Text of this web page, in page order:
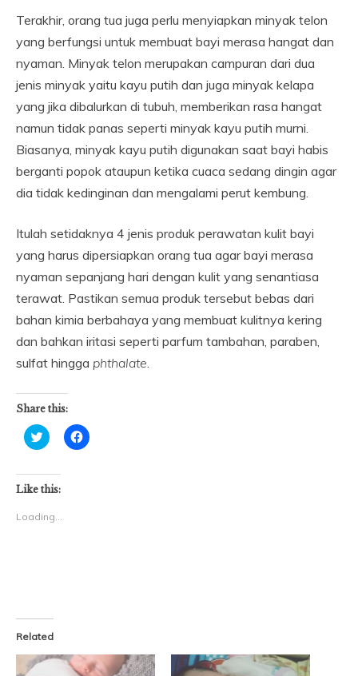
Terakhir, orang tua juga perlu menyiapkan minyak telon
yang berfungsi untuk membuat bayi merasa hangat dan
nyaman. Minyak telon merupakan campuran dari dua
jenis minyak yaitu kayu putih dan juga minyak kelapa
yang jika dibalurkan di tubuh, memberikan rasa hangat
namun tidak panas seperti minyak kayu putih murni.
Biasanya, minyak kayu putih digunakan saat bayi habis
berganti popok ataupun ketika cuaca sedang dingin agar
dia tidak kedinginan dan mengalami perut kembung.
Itulah setidaknya 4 jenis produk perawatan kulit bayi
yang harus dipersiapkan orang tua agar bayi merasa
nyaman sepanjang hari dengan kulit yang senantiasa
terawat. Pastikan semua produk tersebut bebas dari
bahan kimia berbahaya yang membuat kulitnya kering
dan bahkan iritasi seperti parfum tambahan, paraben,
sulfat hingga phthalate.
Share this:
Click
to
Twitter
(Opens
in
window)
Click
to
Like this:
Loading...
Related